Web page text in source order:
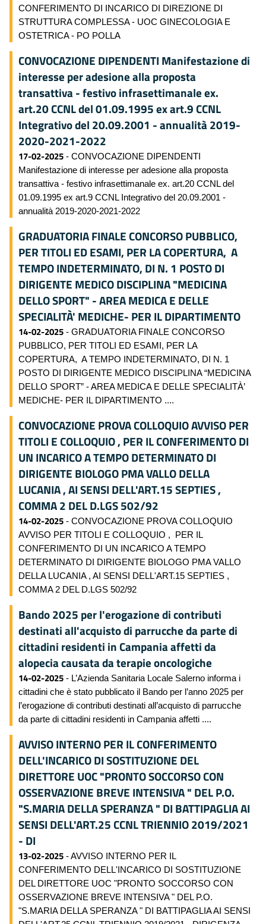
CONFERIMENTO DI INCARICO DI DIREZIONE DI
STRUTTURA COMPLESSA - UOC GINECOLOGIA E
OSTETRICA - PO POLLA
CONVOCAZIONE DIPENDENTI Manifestazione di
interesse per adesione alla proposta
transattiva - festivo infrasettimanale ex.
art.20 CCNL del 01.09.1995 ex art.9 CCNL
Integrativo del 20.09.2001 - annualità 2019-
2020-2021-2022
17-02-2025 - CONVOCAZIONE DIPENDENTI
Manifestazione di interesse per adesione alla proposta
transattiva - festivo infrasettimanale ex. art.20 CCNL del
01.09.1995 ex art.9 CCNL Integrativo del 20.09.2001 -
annualità 2019-2020-2021-2022
GRADUATORIA FINALE CONCORSO PUBBLICO,
PER TITOLI ED ESAMI, PER LA COPERTURA, A
TEMPO INDETERMINATO, DI N. 1 POSTO DI
DIRIGENTE MEDICO DISCIPLINA "MEDICINA
DELLO SPORT" - AREA MEDICA E DELLE
SPECIALITÀ' MEDICHE- PER IL DIPARTIMENTO
14-02-2025 - GRADUATORIA FINALE CONCORSO
PUBBLICO, PER TITOLI ED ESAMI, PER LA
COPERTURA, A TEMPO INDETERMINATO, DI N. 1
POSTO DI DIRIGENTE MEDICO DISCIPLINA “MEDICINA
DELLO SPORT” - AREA MEDICA E DELLE SPECIALITÀ’
MEDICHE- PER IL DIPARTIMENTO ....
CONVOCAZIONE PROVA COLLOQUIO AVVISO PER
TITOLI E COLLOQUIO , PER IL CONFERIMENTO DI
UN INCARICO A TEMPO DETERMINATO DI
DIRIGENTE BIOLOGO PMA VALLO DELLA
LUCANIA , AI SENSI DELL'ART.15 SEPTIES ,
COMMA 2 DEL D.LGS 502/92
14-02-2025 - CONVOCAZIONE PROVA COLLOQUIO
AVVISO PER TITOLI E COLLOQUIO , PER IL
CONFERIMENTO DI UN INCARICO A TEMPO
DETERMINATO DI DIRIGENTE BIOLOGO PMA VALLO
DELLA LUCANIA , AI SENSI DELL'ART.15 SEPTIES ,
COMMA 2 DEL D.LGS 502/92
Bando 2025 per l'erogazione di contributi
destinati all'acquisto di parrucche da parte di
cittadini residenti in Campania affetti da
alopecia causata da terapie oncologiche
14-02-2025 - L’Azienda Sanitaria Locale Salerno informa i
cittadini che è stato pubblicato il Bando per l’anno 2025 per
l’erogazione di contributi destinati all’acquisto di parrucche
da parte di cittadini residenti in Campania affetti ....
AVVISO INTERNO PER IL CONFERIMENTO
DELL'INCARICO DI SOSTITUZIONE DEL
DIRETTORE UOC "PRONTO SOCCORSO CON
OSSERVAZIONE BREVE INTENSIVA " DEL P.O.
"S.MARIA DELLA SPERANZA " DI BATTIPAGLIA AI
SENSI DELL'ART.25 CCNL TRIENNIO 2019/2021
- DI
13-02-2025 - AVVISO INTERNO PER IL
CONFERIMENTO DELL'INCARICO DI SOSTITUZIONE
DEL DIRETTORE UOC "PRONTO SOCCORSO CON
OSSERVAZIONE BREVE INTENSIVA " DEL P.O.
"S.MARIA DELLA SPERANZA " DI BATTIPAGLIA AI SENSI